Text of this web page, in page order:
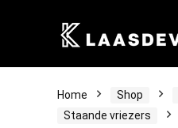
Home Shop
Staande vriezers